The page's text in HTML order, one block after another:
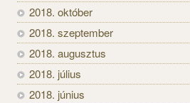
2018. október
2018. szeptember
2018. augusztus
2018. július
2018. június